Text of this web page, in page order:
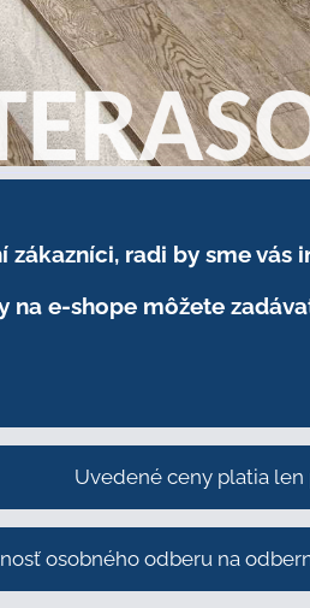
zákazníci, radi by sme vás
na e-shope môžete
Uvedené ceny platia len
osobného odberu na